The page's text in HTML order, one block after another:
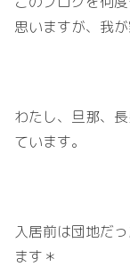
思いますが、我
わたし、旦那、
ています。
入居前は団地だ
ます＊